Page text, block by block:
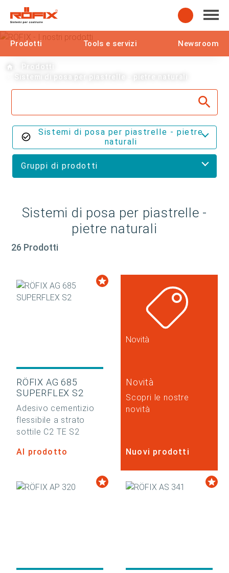
Prodotti Tools e servizi Newsroom
HomeProdotti
Sistemi di posa per piastrelle - pietre naturali
Sistemi di posa per piastrelle - pietre
naturali
Gruppi di prodotti
Sistemi di posa per piastrelle -
pietre naturali
26 Prodotti
RÖFIX AG 685
SUPERFLEX S2
Adesivo cementizio
flessibile a strato
sottile C2 TE S2
Al prodotto
Novità
Novità
Scopri le nostre
novità
Nuovi prodotti